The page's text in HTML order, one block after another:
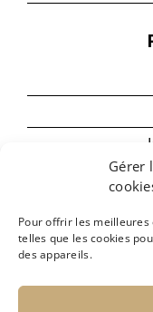
Gérer
Pour offrir les meilleures
telles que les cookies
des appareils.